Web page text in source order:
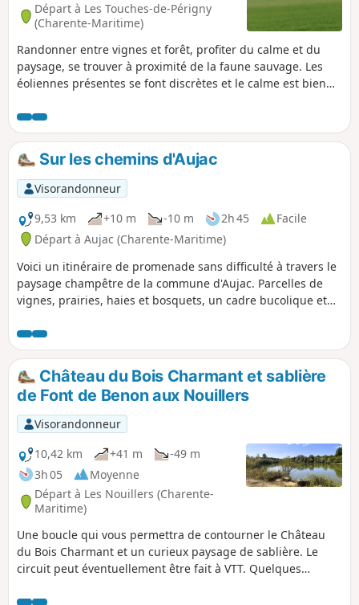
Départ à Les Touches-de-Périgny
(Charente-Maritime)
Randonner entre vignes et forêt, profiter du calme et du
paysage, se trouver à proximité de la faune sauvage. Les
éoliennes présentes se font discrètes et le calme est bien
Sur les chemins d'Aujac
Visorandonneur
9,53 km
+10 m -10 m 2h 45
Facile
Départ à Aujac (Charente-Maritime)
Voici un itinéraire de promenade sans difficulté à travers le
paysage champêtre de la commune d'Aujac. Parcelles de
vignes, prairies, haies et bosquets, un cadre bucolique et
Château du Bois Charmant et sablière
de Font de Benon aux Nouillers
Visorandonneur
10,42 km
+41 m
-49 m
3h 05
Moyenne
Départ à Les Nouillers (Charente-
Maritime)
Une boucle qui vous permettra de contourner le Château
du Bois Charmant et un curieux paysage de sablière. Le
circuit peut éventuellement être fait à VTT. Quelques